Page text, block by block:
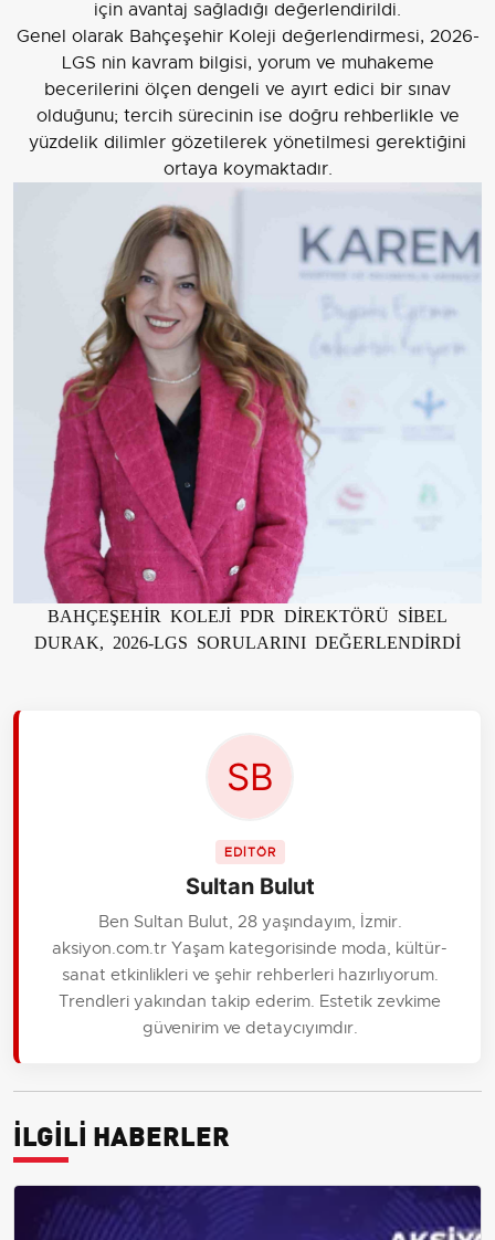
için avantaj sağladığı değerlendirildi.
Genel olarak Bahçeşehir Koleji değerlendirmesi, 2026-
LGS nin kavram bilgisi, yorum ve muhakeme
becerilerini ölçen dengeli ve ayırt edici bir sınav
olduğunu; tercih sürecinin ise doğru rehberlikle ve
yüzdelik dilimler gözetilerek yönetilmesi gerektiğini
ortaya koymaktadır.
BAHÇEŞEHİR KOLEJİ PDR DİREKTÖRÜ SİBEL
DURAK, 2026-LGS SORULARINI DEĞERLENDİRDİ
EDİTÖR
Sultan Bulut
Ben Sultan Bulut, 28 yaşındayım, İzmir.
aksiyon.com.tr Yaşam kategorisinde moda, kültür-
sanat etkinlikleri ve şehir rehberleri hazırlıyorum.
Trendleri yakından takip ederim. Estetik zevkime
güvenirim ve detaycıyımdır.
İLGİLİ HABERLER